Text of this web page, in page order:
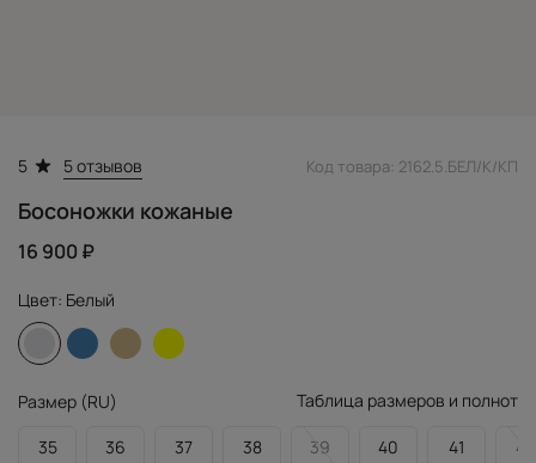
5 5 отзывов Код товара: 2162.5.БЕЛ/К/КП
Босоножки кожаные
16 900 ₽
Цвет: Белый
Размер (RU) Таблица размеров и полнот
35 36 37 38 39 40 41 42